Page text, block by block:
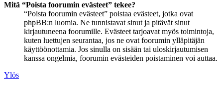
Mitä “Poista foorumin evästeet” tekee?
“Poista foorumin evästeet” poistaa evästeet, jotka ovat
phpBB:n luomia. Ne tunnistavat sinut ja pitävät sinut
kirjautuneena foorumille. Evästeet tarjoavat myös toimintoja,
kuten luettujen seurantaa, jos ne ovat foorumin ylläpitäjän
käyttöönottamia. Jos sinulla on sisään tai uloskirjautumisen
kanssa ongelmia, foorumin evästeiden poistaminen voi auttaa.
Ylös